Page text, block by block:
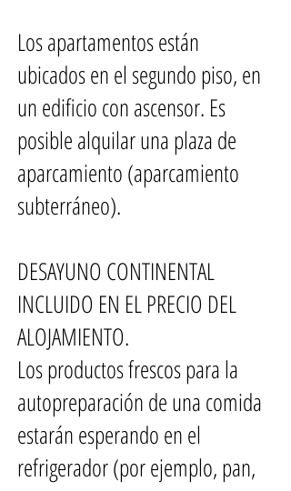
Los apartamentos están
ubicados en el segundo piso, en
un edificio con ascensor. Es
posible alquilar una plaza de
aparcamiento (aparcamiento
subterráneo).
DESAYUNO CONTINENTAL
INCLUIDO EN EL PRECIO DEL
ALOJAMIENTO.
Los productos frescos para la
autopreparación de una comida
estarán esperando en el
refrigerador (por ejemplo, pan,